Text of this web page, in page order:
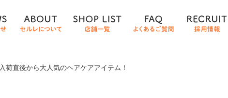
入荷直後から大人気のヘアケアアイテム！